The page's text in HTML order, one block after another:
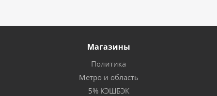
Магазины
Политика
Метро и область
5% КЭШБЭК